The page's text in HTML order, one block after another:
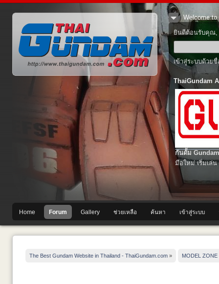
Welcome to
ยินดีต้อนรับคุณ,
เข้าสู่ระบบด้วย
ThaiGundam
กันดั้ม
มือใหม่ เริ่มเล่น
Home Forum Gallery ช่วยเหลือ ค้นหา เข้าสู่ระบบ
The Best Gundam Website in Thailand - ThaiGundam.com » MODEL ZONE